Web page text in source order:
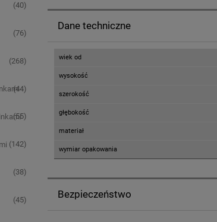
(40)
(76)
(268)
(44)
(55)
(142)
(38)
(45)
Dane techniczne
wiek od
wysokość
szerokość
głębokość
materiał
wymiar opakowania
Bezpieczeństwo